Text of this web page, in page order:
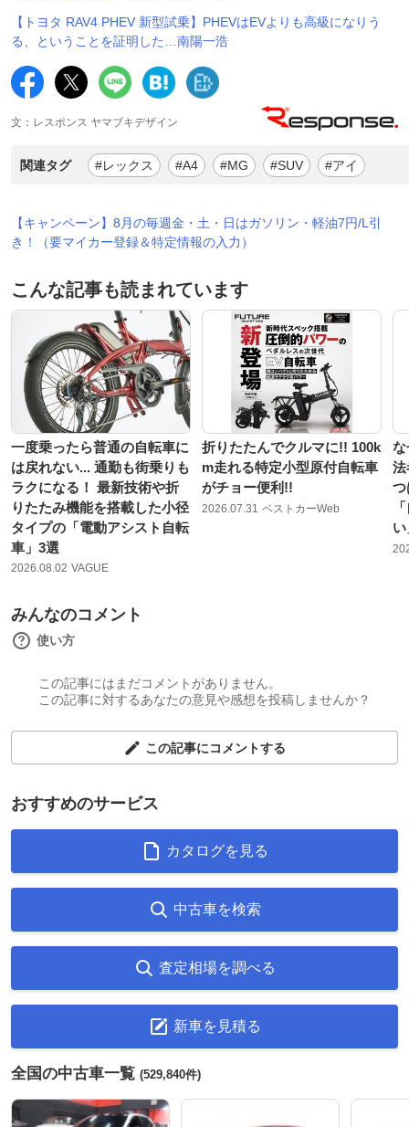
【トヨタ RAV4 PHEV 新型試乗】PHEVはEVよりも高級になりう
る、ということを証明した…南陽一浩
文：レスポンス ヤマブキデザイン
関連タグ #レックス #A4 #MG #SUV #アイ
【キャンペーン】8月の毎週金・土・日はガソリン・軽油7円/L引
き！（要マイカー登録＆特定情報の入力）
こんな記事も読まれています
一度乗ったら普通の自転車に
は戻れない... 通勤も街乗りも
ラクになる！ 最新技術や折
りたたみ機能を搭載した小径
タイプの「電動アシスト自転
車」3選
2026.08.02 VAGUE
折りたたんでクルマに!! 100k
m走れる特定小型原付自転車
がチョー便利!!
2026.07.31 ベストカーWeb
な
法
みんなのコメント
使い方
この記事にはまだコメントがありません。
この記事に対するあなたの意見や感想を投稿しませんか？
この記事にコメントする
おすすめのサービス
カタログを見る
中古車を検索
査定相場を調べる
新車を見積る
全国の中古車一覧 (529,840件)